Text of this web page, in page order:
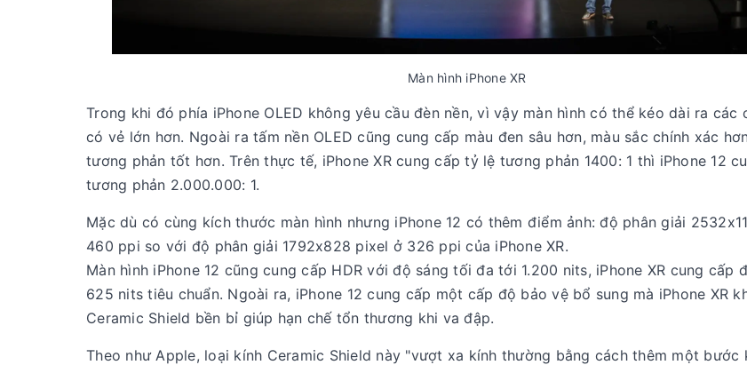
Màn hình iPhone XR
Trong khi đó phía iPhone OLED không yêu cầu đèn nền, vì vậy màn hình có thể kéo dài ra các
có vẻ lớn hơn. Ngoài ra tấm nền OLED cũng cung cấp màu đen sâu hơn, màu sắc chính xác
tương phản tốt hơn. Trên thực tế, iPhone XR cung cấp tỷ lệ tương phản 1400: 1 thì iPhone 12
tương phản 2.000.000: 1.
Mặc dù có cùng kích thước màn hình nhưng iPhone 12 có thêm điểm ảnh: độ phân giải
460 ppi so với độ phân giải 1792x828 pixel ở 326 ppi của iPhone XR.
Màn hình iPhone 12 cũng cung cấp HDR với độ sáng tối đa tới 1.200 nits, iPhone XR cung cấp
625 nits tiêu chuẩn. Ngoài ra, iPhone 12 cung cấp một cấp độ bảo vệ bổ sung mà iPhone XR
Ceramic Shield bền bỉ giúp hạn chế tổn thương khi va đập.
Theo như Apple, loại kính Ceramic Shield này "vượt xa kính thường bằng cách thêm một bước